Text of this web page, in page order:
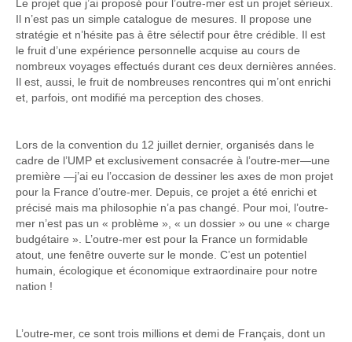
Le projet que j’ai proposé pour l’outre-mer est un projet sérieux.
Il n’est pas un simple catalogue de mesures. Il propose une
stratégie et n’hésite pas à être sélectif pour être crédible. Il est
le fruit d’une expérience personnelle acquise au cours de
nombreux voyages effectués durant ces deux dernières années.
Il est, aussi, le fruit de nombreuses rencontres qui m’ont enrichi
et, parfois, ont modifié ma perception des choses.
Lors de la convention du 12 juillet dernier, organisés dans le
cadre de l’UMP et exclusivement consacrée à l’outre-mer—une
première —j’ai eu l’occasion de dessiner les axes de mon projet
pour la France d’outre-mer. Depuis, ce projet a été enrichi et
précisé mais ma philosophie n’a pas changé. Pour moi, l’outre-
mer n’est pas un « problème », « un dossier » ou une « charge
budgétaire ». L’outre-mer est pour la France un formidable
atout, une fenêtre ouverte sur le monde. C’est un potentiel
humain, écologique et économique extraordinaire pour notre
nation !
L’outre-mer, ce sont trois millions et demi de Français, dont un